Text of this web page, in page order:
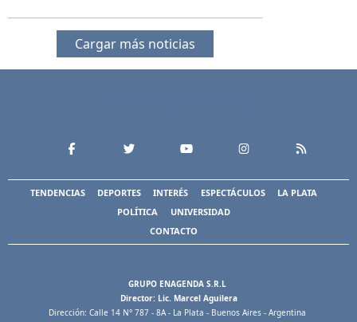
Cargar más noticias
TENDENCIAS DEPORTES INTERÉS ESPECTÁCULOS
LA PLATA
POLÍTICA
UNIVERSIDAD
CONTACTO
GRUPO ENAGENDA S.R.L
Director: Lic. Marcel Aguilera
Dirección: Calle 14 N° 787 - 8A - La Plata - Buenos Aires - Argentina